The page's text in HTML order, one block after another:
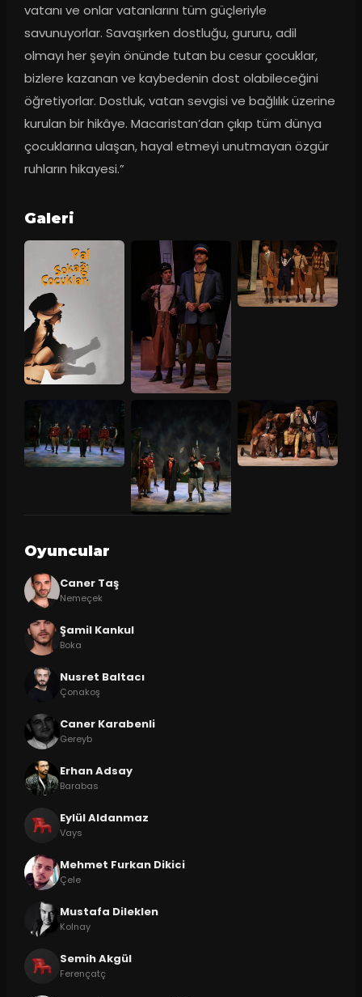
vatanı ve onlar vatanlarını tüm güçleriyle
savunuyorlar. Savaşırken dostluğu, gururu, adil
olmayı her şeyin önünde tutan bu cesur çocuklar,
bizlere kazanan ve kaybedenin dost olabileceğini
öğretiyorlar. Dostluk, vatan sevgisi ve bağlılık üzerine
kurulan bir hikâye. Macaristan’dan çıkıp tüm dünya
çocuklarına ulaşan, hayal etmeyi unutmayan özgür
ruhların hikayesi.”
Galeri
Oyuncular
Caner Taş
Nemeçek
Şamil Kankul
Boka
Nusret Baltacı
Çonakoş
Caner Karabenli
Gereyb
Erhan Adsay
Barabas
Eylül Aldanmaz
Vays
Mehmet Furkan Dikici
Çele
Mustafa Dileklen
Kolnay
Semih Akgül
Ferençatç